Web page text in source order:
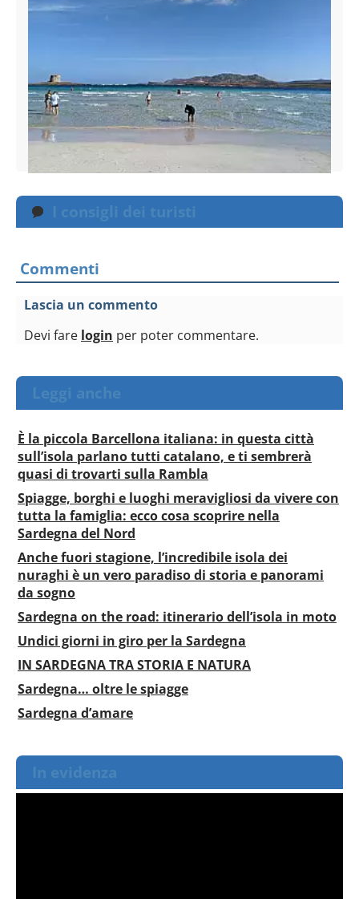
I consigli dei turisti
Commenti
Lascia un commento
Devi fare login per poter commentare.
Leggi anche
È la piccola Barcellona italiana: in questa città
sull’isola parlano tutti catalano, e ti sembrerà
quasi di trovarti sulla Rambla
Spiagge, borghi e luoghi meravigliosi da vivere con
tutta la famiglia: ecco cosa scoprire nella
Sardegna del Nord
Anche fuori stagione, l’incredibile isola dei
nuraghi è un vero paradiso di storia e panorami
da sogno
Sardegna on the road: itinerario dell’isola in moto
Undici giorni in giro per la Sardegna
IN SARDEGNA TRA STORIA E NATURA
Sardegna… oltre le spiagge
Sardegna d’amare
In evidenza